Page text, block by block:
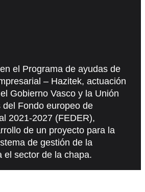
el Programa de ayudas de
– Hazitek, actuación
Gobierno Vasco y la Unión
del Fondo europeo de
2021-2027 (FEDER),
de un proyecto para la
de gestión de la
el sector de la chapa.